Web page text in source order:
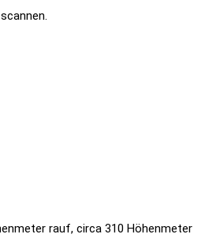
rauf, circa 310 Höhenmeter